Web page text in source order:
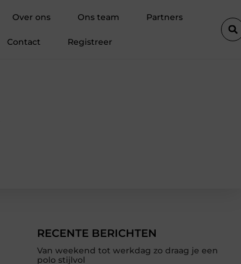
Over ons Ons team Partners
Contact Registreer
RECENTE BERICHTEN
Van weekend tot werkdag zo draag je een
polo stijlvol